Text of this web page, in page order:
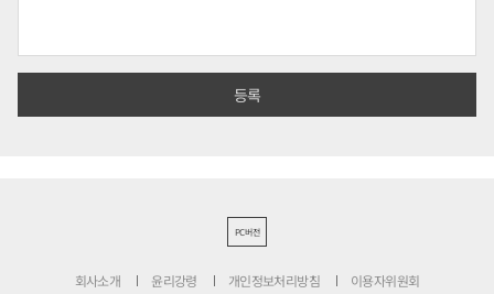
PC버전
회사소개 윤리강령 개인정보처리방침 이용자위원회